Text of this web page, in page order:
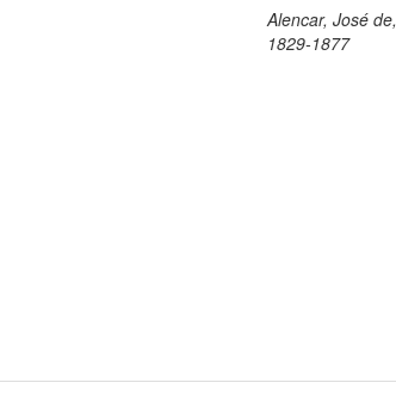
Alencar, José de,
1829-1877